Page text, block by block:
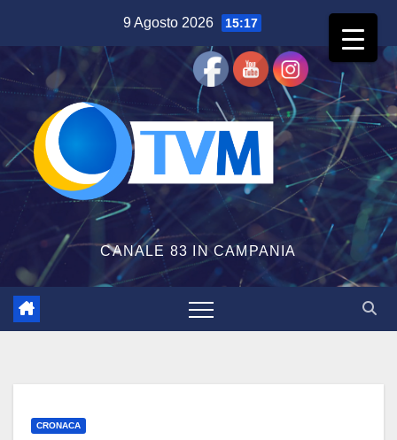
contenuto
9 Agosto 2026 15:17
CANALE 83 IN CAMPANIA
CRONACA